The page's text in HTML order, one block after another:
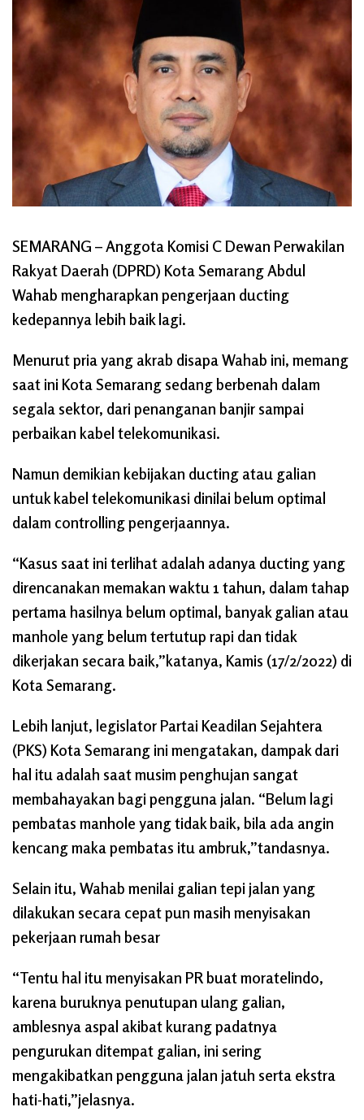
SEMARANG – Anggota Komisi C Dewan Perwakilan
Rakyat Daerah (DPRD) Kota Semarang Abdul
Wahab mengharapkan pengerjaan ducting
kedepannya lebih baik lagi.
Menurut pria yang akrab disapa Wahab ini, memang
saat ini Kota Semarang sedang berbenah dalam
segala sektor, dari penanganan banjir sampai
perbaikan kabel telekomunikasi.
Namun demikian kebijakan ducting atau galian
untuk kabel telekomunikasi dinilai belum optimal
dalam controlling pengerjaannya.
“Kasus saat ini terlihat adalah adanya ducting yang
direncanakan memakan waktu 1 tahun, dalam tahap
pertama hasilnya belum optimal, banyak galian atau
manhole yang belum tertutup rapi dan tidak
dikerjakan secara baik,”katanya, Kamis (17/2/2022) di
Kota Semarang.
Lebih lanjut, legislator Partai Keadilan Sejahtera
(PKS) Kota Semarang ini mengatakan, dampak dari
hal itu adalah saat musim penghujan sangat
membahayakan bagi pengguna jalan. “Belum lagi
pembatas manhole yang tidak baik, bila ada angin
kencang maka pembatas itu ambruk,”tandasnya.
Selain itu, Wahab menilai galian tepi jalan yang
dilakukan secara cepat pun masih menyisakan
pekerjaan rumah besar
“Tentu hal itu menyisakan PR buat moratelindo,
karena buruknya penutupan ulang galian,
amblesnya aspal akibat kurang padatnya
pengurukan ditempat galian, ini sering
mengakibatkan pengguna jalan jatuh serta ekstra
hati-hati,”jelasnya.